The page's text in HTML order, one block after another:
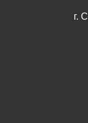
г.